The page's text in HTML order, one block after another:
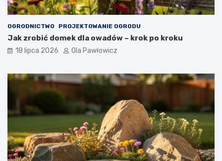
OGRODNICTWO PROJEKTOWANIE OGRODU
Jak zrobić domek dla owadów – krok po kroku
18 lipca 2026 Ola Pawłowicz